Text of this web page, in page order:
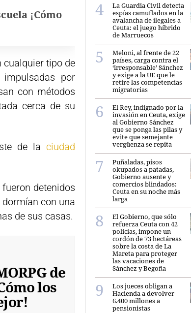
¡Cómo
cualquier tipo de
por
con métodos
cerca de su
de la ciudad
detenidos
con una
de sus casas.
de
los
La Guardia Civil detecta
espías camuflados en la
avalancha de ilegales a
Ceuta: el juego híbrido
de Marruecos
Meloni, al frente de 22
países, carga contra el
‘irresponsable’ Sánchez
y exige a la UE que le
retire las competencias
migratorias
El Rey, indignado por la
invasión en Ceuta, exige
al Gobierno Sánchez
que se ponga las pilas y
evite que semejante
vergüenza se repita
Puñaladas, pisos
okupados a patadas,
Gobierno ausente y
comercios blindados:
Ceuta en su noche más
larga
El Gobierno, que sólo
refuerza Ceuta con 42
policías, impone un
cordón de 73 hectáreas
sobre la costa de La
Mareta para proteger
las vacaciones de
Sánchez y Begoña
Los jueces obligan a
Hacienda a devolver
6.400 millones a
pensionistas